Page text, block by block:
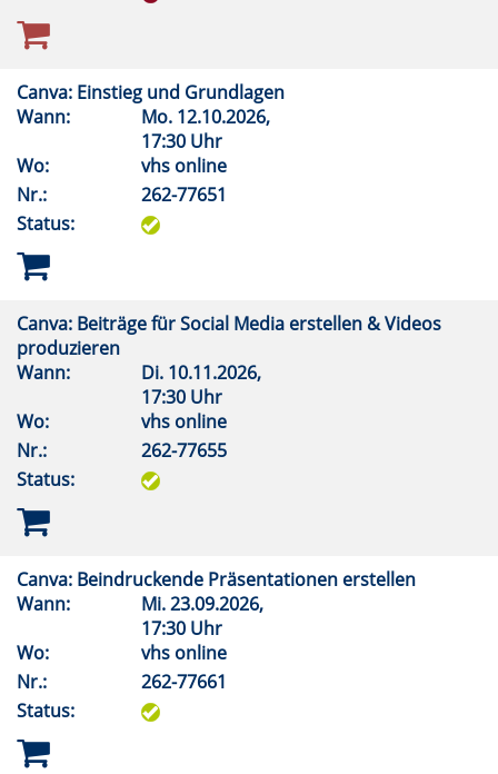
Canva: Einstieg und Grundlagen
Wann:
Mo. 12.10.2026,
17:30 Uhr
Wo:
vhs online
Nr.:
262-77651
Status:
Canva: Beiträge für Social Media erstellen & Videos
produzieren
Wann:
Di. 10.11.2026,
17:30 Uhr
Wo:
vhs online
Nr.:
262-77655
Status:
Canva: Beindruckende Präsentationen erstellen
Wann:
Mi.23.09.2026,
17:30 Uhr
Wo:
vhs online
Nr.:
262-77661
Status: